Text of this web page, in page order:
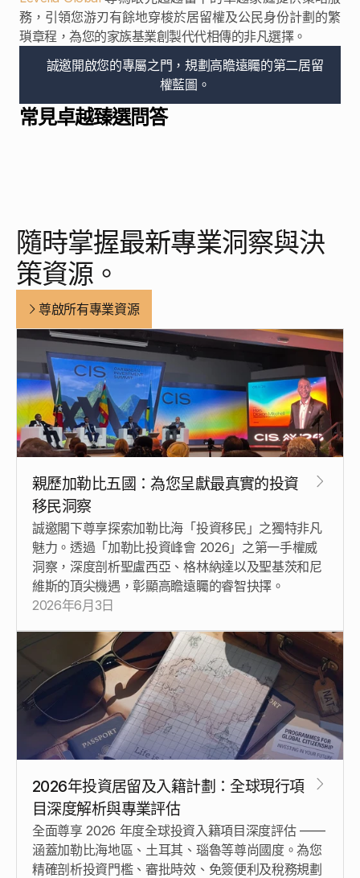
務，引領您游刃有餘地穿梭於居留權及公民身份計劃的繁
瑣章程，為您的家族基業創製代代相傳的非凡選擇。
誠邀開啟您的專屬之門，規劃高瞻遠矚的第二居留
權藍圖。
常見卓越臻選問答
隨時掌握最新專業洞察與決
策資源。
尊啟所有專業資源
親歷加勒比五國：為您呈獻最真實的投資
移民洞察
誠邀閣下尊享探索加勒比海「投資移民」之獨特非凡
魅力。透過「加勒比投資峰會 2026」之第一手權威
洞察，深度剖析聖盧西亞、格林納達以及聖基茨和尼
維斯的頂尖機遇，彰顯高瞻遠矚的睿智抉擇。
2026年6月3日
2026年投資居留及入籍計劃：全球現行項
目深度解析與專業評估
全面尊享 2026 年度全球投資入籍項目深度評估 ——
涵蓋加勒比海地區、土耳其、瑙魯等尊尚國度。為您
精確剖析投資門檻、審批時效、免簽便利及稅務規劃